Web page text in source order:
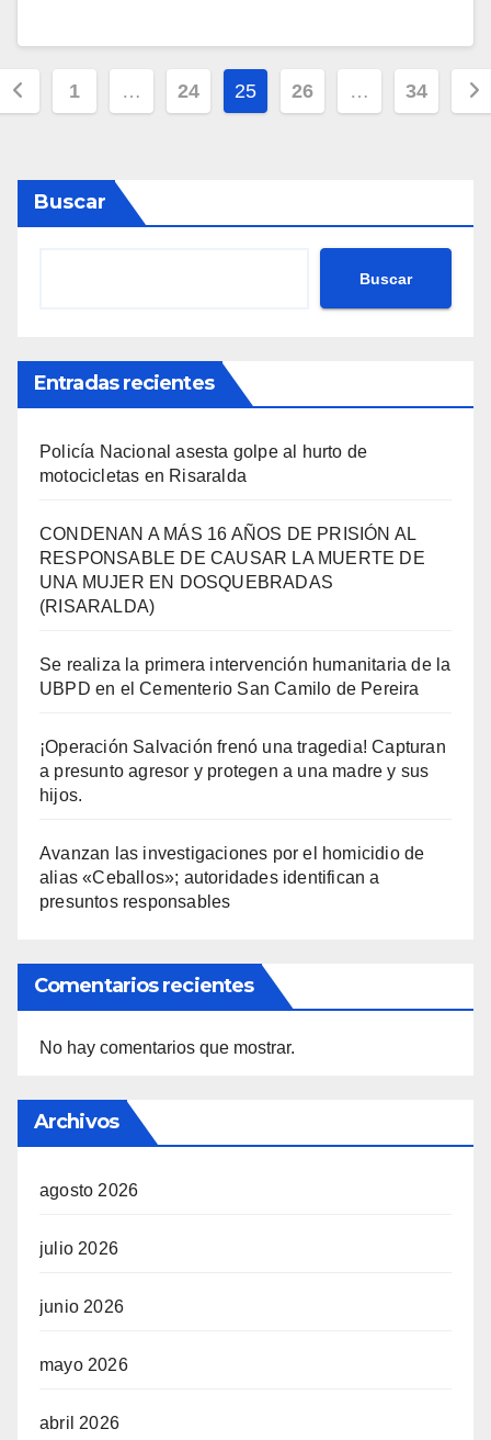
1 … 24 25 26 … 34
Buscar
Buscar
Entradas recientes
Policía Nacional asesta golpe al hurto de
motocicletas en Risaralda
CONDENAN A MÁS 16 AÑOS DE PRISIÓN AL
RESPONSABLE DE CAUSAR LA MUERTE DE
UNA MUJER EN DOSQUEBRADAS
(RISARALDA)
Se realiza la primera intervención humanitaria de la
UBPD en el Cementerio San Camilo de Pereira
¡Operación Salvación frenó una tragedia! Capturan
a presunto agresor y protegen a una madre y sus
hijos.
Avanzan las investigaciones por el homicidio de
alias «Ceballos»; autoridades identifican a
presuntos responsables
Comentarios recientes
No hay comentarios que mostrar.
Archivos
agosto 2026
julio 2026
junio 2026
mayo 2026
abril 2026